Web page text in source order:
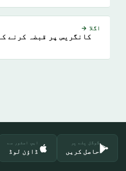
اگلا →
کانگریس پر قبضہ کرنے
گوگل پلے پر
حاصل کریں
ایپ اسٹور سے
ڈاؤن لوڈ